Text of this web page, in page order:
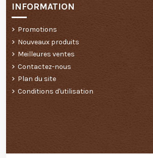
INFORMATION
Promotions
Nouveaux produits
Meilleures ventes
Contactez-nous
Plan du site
Conditions d'utilisation